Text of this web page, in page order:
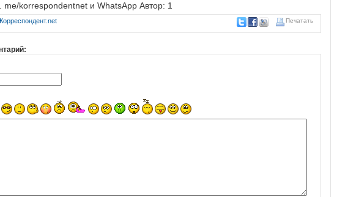
me/korrespondentnet и WhatsApp Автор: 1
Печатать
Корреспондент.net